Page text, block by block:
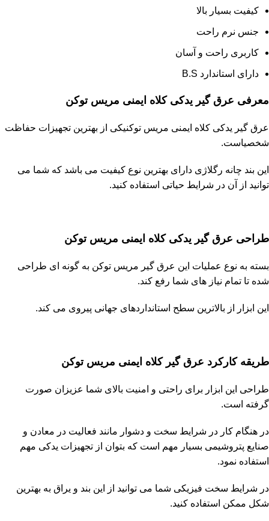
کیفیت بسیار بالا
جنس نرم راحت
کاربری راحت و آسان
دارای استاندارد B.S
معرفی عرق گیر یدکی کلاه ایمنی مریس توکن
عرق گیر یدکی کلاه ایمنی مریس توکنیکی از بهترین تجهیزات حفاظت
شخصیاست.
این بند چانه رگلاژی دارای بهترین نوع کیفیت می باشد که شما می
توانید از آن در شرایط حیاتی استفاده کنید.
طراحی عرق گیر یدکی کلاه ایمنی مریس توکن
بسته به نوع عملیات این عرق گیر مریس توکن به گونه ای طراحی
شده تا تمام نیاز های شما رفع کند.
این ابزار از بالاترین سطح استانداردهای جهانی پیروی می کند.
طریقه کارکرد عرق گیر کلاه ایمنی مریس توکن
طراحی این ابزار برای راحتی و امنیت بالای شما عزیزان صورت
گرفته است.
در هنگام کار در شرایط سخت و دشوار مانند فعالیت در معادن و
صنایع پتروشیمی بسیار مهم است که بتوان از تجهیزات یدکی مهم
استفاده نمود.
در شرایط سخت فیزیکی شما می توانید از این بند و یراق به بهترین
شکل ممکن استفاده کنید.